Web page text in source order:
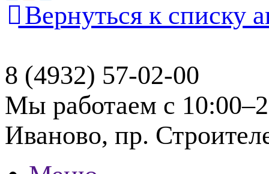
Вернуться к списку
8 (4932) 57-02-00
Мы работаем с
Иваново, пр.